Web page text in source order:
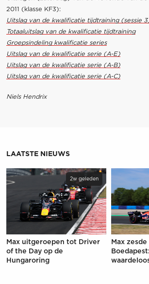
2011 (klasse KF3):
Uitslag van de kwalificatie tijdtraining (sessie
Totaaluitslag van de kwalificatie tijdtraining
Groepsindeling kwalificatie series
Uitslag van de kwalificatie serie (A-E)
Uitslag van de kwalificatie serie (A-B)
Uitslag van de kwalificatie serie (A-C)
Niels Hendrix
LAATSTE NIEUWS
2w geleden
Max uitgeroepen tot Driver
of the Day op de
Hungaroring
Max